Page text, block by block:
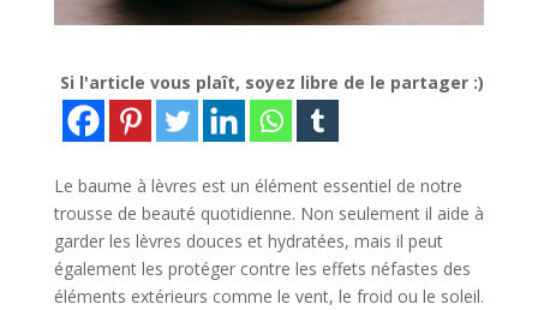
Si l'article vous plaît, soyez libre de le partager :)
Le baume à lèvres est un élément essentiel de notre
trousse de beauté quotidienne. Non seulement il aide à
garder les lèvres douces et hydratées, mais il peut
également les protéger contre les effets néfastes des
éléments extérieurs comme le vent, le froid ou le soleil.